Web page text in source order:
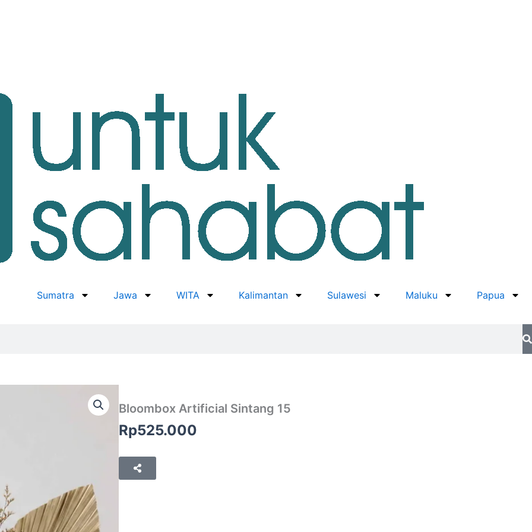
Sumatra Jawa WITA Kalimantan Sulawesi Maluku Papua
Bloombox Artificial Sintang 15
Rp525.000